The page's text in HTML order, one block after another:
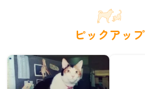
ピックアップ